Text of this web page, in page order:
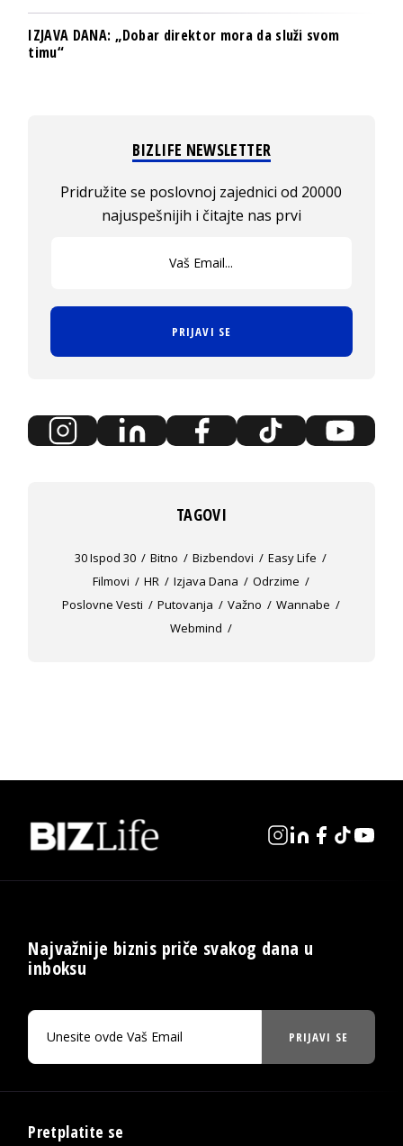
IZJAVA DANA: „Dobar direktor mora da služi svom
timu“
BIZLIFE NEWSLETTER
Pridružite se poslovnoj zajednici od 20000
najuspešnijih i čitajte nas prvi
PRIJAVI SE
TAGOVI
30 Ispod 30 Bitno Bizbendovi
Easy Life
Filmovi
HR Izjava Dana
Odrzime
Poslovne Vesti
Putovanja Važno
Wannabe
Webmind
Najvažnije biznis priče svakog dana u
inboksu
PRIJAVI SE
Pretplatite se